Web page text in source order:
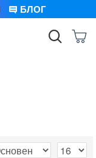
БЛОГ